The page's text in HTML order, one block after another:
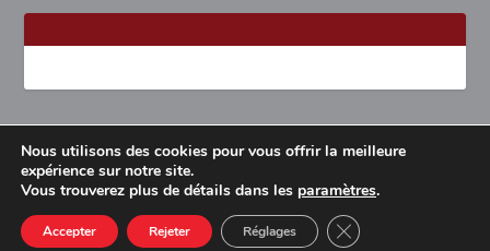
Conçu parElegant Themes | Propulsé parWordPress
Accueil Restaurants Lyon & alentours
Mentions légales
Contact
Nous utilisons des cookies pour vous offrir la meilleure
expérience sur notre site.
Vous trouverez plus de détails dans les paramètres.
Accepter Rejeter Réglages CLOSE GDPR